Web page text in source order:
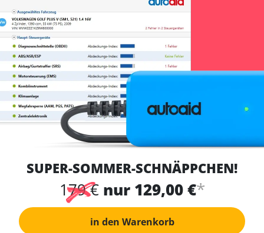
SUPER-SOMMER-SCHNÄPPCHEN!
179 € nur 129,00 €*
in den Warenkorb